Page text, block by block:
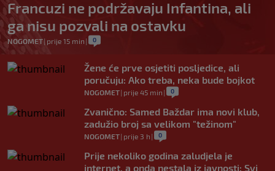
Francuzi ne podržavaju Infantina, ali
ga nisu pozvali na ostavku
NOGOMET| prije 15 min | 0
Žene će prve osjetiti posljedice, ali
poručuju: Ako treba, neka bude bojkot
NOGOMET| prije 45 min | 0
Zvanično: Samed Baždar ima novi klub,
zadužio broj sa velikom "težinom"
NOGOMET| prije 3 h | 0
Prije nekoliko godina zaludjela je
internet, a onda nestala iz javnosti: Svi